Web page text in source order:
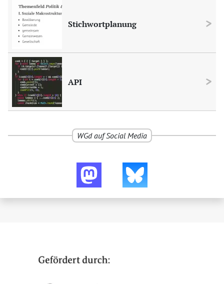
Stichwortplanung
API
WGdauf Social Media